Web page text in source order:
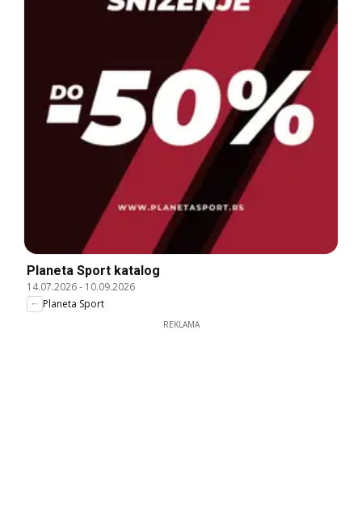
Planeta Sport katalog
14.07.2026- 10.09.2026
Planeta Sport
REKLAMA